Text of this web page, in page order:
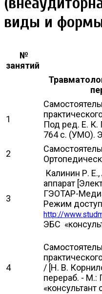
виды и
№
занятий
1
Под ред. Е. К.
764 с. (УМО).
2
3
Калинин Р.
аппарат
ГЭОТАР-
Режим
http://
ЭБС
4
/ [Н. В.
перераб. -
«консультант